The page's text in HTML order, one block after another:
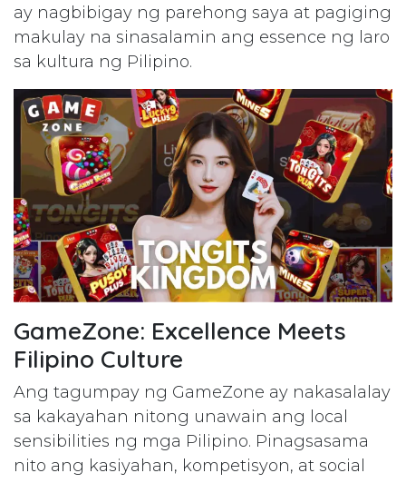
ay nagbibigay ng parehong saya at pagiging
makulay na sinasalamin ang essence ng laro
sa kultura ng Pilipino.
GameZone: Excellence Meets
Filipino Culture
Ang tagumpay ng GameZone ay nakasalalay
sa kakayahan nitong unawain ang local
sensibilities ng mga Pilipino. Pinagsasama
nito ang kasiyahan, kompetisyon, at social